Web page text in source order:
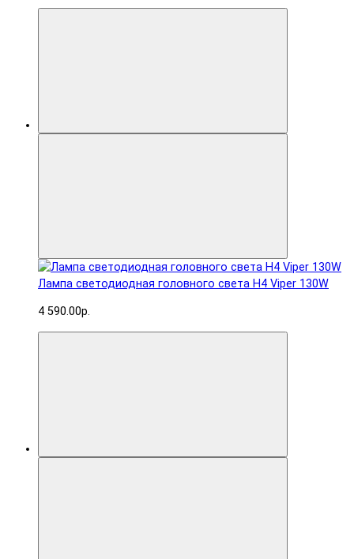
Лампа светодиодная головного света H4 Viper 130W
4 590.00р.